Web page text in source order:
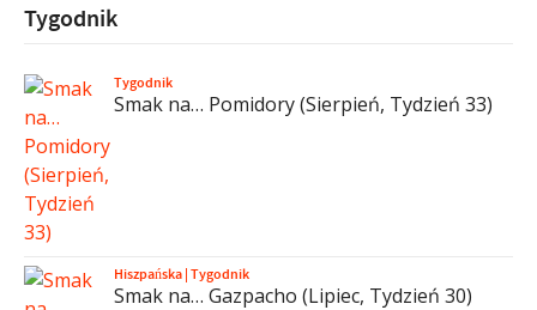
Tygodnik
Tygodnik
Smak na… Pomidory (Sierpień, Tydzień 33)
Hiszpańska|Tygodnik
Smak na… Gazpacho (Lipiec, Tydzień 30)